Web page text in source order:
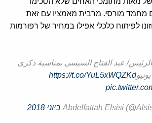
מחמד מורסי. מרבית מאמציו עם זאת
לפיתוח כלכלי אפילו במחיר של רפורמות
عبد الفتاح السيسي بمناسبة ذكرى
https://t.co/YuL5xWQZKd